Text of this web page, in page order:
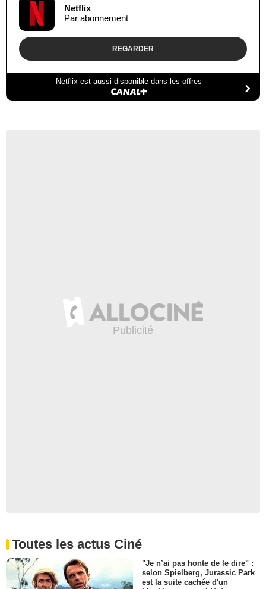
Netflix
Par abonnement
REGARDER
Netflix est aussi disponible dans les offres
Toutes les actus Ciné
"Je n’ai pas honte de le dire" :
selon Spielberg, Jurassic Park
est la suite cachée d'un